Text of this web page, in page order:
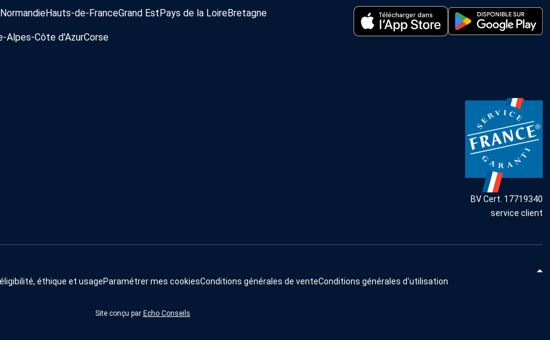
NormandieHauts-de-FranceGrand Est Pays de la LoireBretagne
Alpes-Côte d'AzurCorse
BV Cert. 17719340
service client
éthique et usageParamétrer mes cookiesConditions générales de venteConditions générales d'utilisation
Site conçu par Echo Conseils